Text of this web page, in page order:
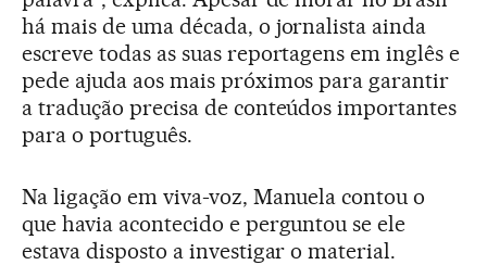
há mais de uma década, o jornalista ainda
escreve todas as suas reportagens em inglês e
pede ajuda aos mais próximos para garantir
a tradução precisa de conteúdos importantes
para o português.
Na ligação em viva-voz, Manuela contou o
que havia acontecido e perguntou se ele
estava disposto a investigar o material.